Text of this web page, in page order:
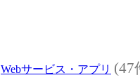
Webサービス・アプリ (47